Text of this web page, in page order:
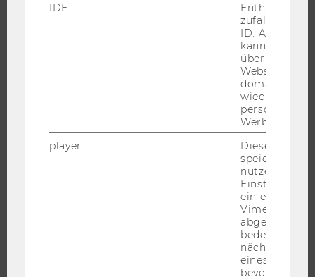
IDE
Enthält eine
ID. Anhand
kann Google
über
Websites
Werbung
player
Dieses Cookie
speichert
ein
Vimeo-Video
abgespielt
bedeutet,
nächsten
eines Vimeo-
bevorzugten